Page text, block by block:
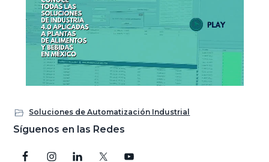
Soluciones de Automatización Industrial
Barra
lateral
Síguenos en las Redes